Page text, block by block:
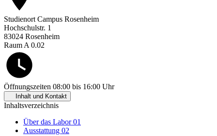
StudienortCampus Rosenheim
Hochschulstr. 1
83024 Rosenheim
Raum A 0.02
Öffnungszeiten 08:00 bis 16:00 Uhr
Inhalt und Kontakt
Inhaltsverzeichnis
Über das Labor01
Ausstattung 02